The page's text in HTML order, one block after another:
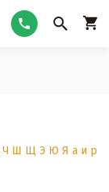
Ч Ш Щ Э Ю Я а и р